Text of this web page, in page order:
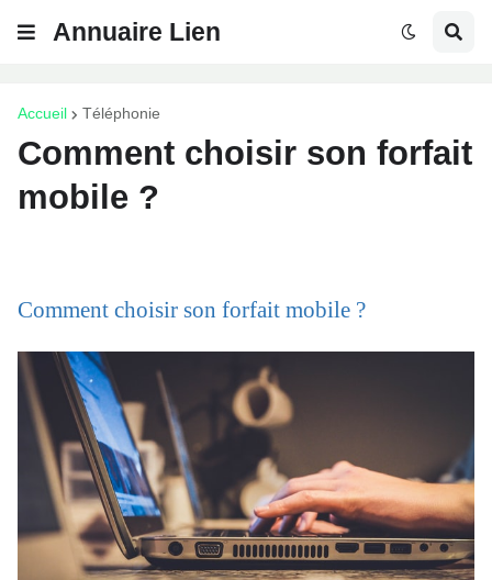
Annuaire Lien
Accueil Téléphonie
Comment choisir son forfait
mobile ?
Comment choisir son forfait mobile ?